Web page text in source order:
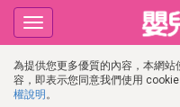
為提供您更多優質的內容，本網
容，即表示您同意我們使用
權說明 。
Toggle
navigation